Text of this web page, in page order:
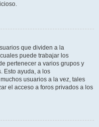
que dividen a la
puede trabajar los
pertenecer a varios grupos y
Esto ayuda, a los
usuarios a la vez, tales
el acceso a foros privados a los